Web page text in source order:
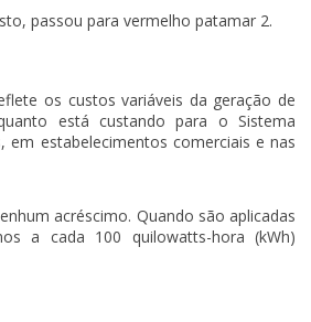
passou para vermelho patamar 2.
os custos variáveis da geração de
está custando para o Sistema
em estabelecimentos comerciais e nas
acréscimo. Quando são aplicadas
a cada 100 quilowatts-hora (kWh)